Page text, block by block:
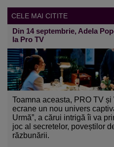
CELE MAI CITITE
Din 14 septembrie, Adela
la Pro TV
Toamna aceasta, PRO TV
ecrane un nou univers
Urmă”, a cărui intrigă îi va
joc al secretelor, poveștilor
răzbunării.